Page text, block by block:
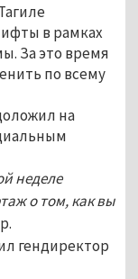
в рамках
За это время
по всему
на
неделе
о том, как вы
гендиректор